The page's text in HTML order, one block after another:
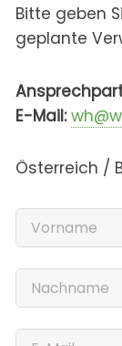
Bitte geben
geplante
E-Mail:
Österreich /